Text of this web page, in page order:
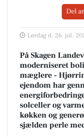
Del
Lørdag d. 26. jul.
På Skagen
moderniseret
mæglere -
ejendom har
solceller og
køkken og
sjælden perle